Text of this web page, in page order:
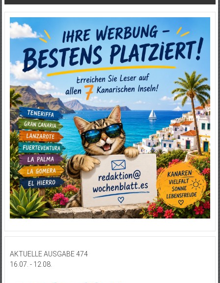
AKTUELLE AUSGABE 474
16.07. - 12.08.